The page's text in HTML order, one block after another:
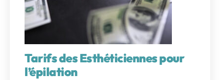
Tarifs des Esthéticiennes pour
l’épilation